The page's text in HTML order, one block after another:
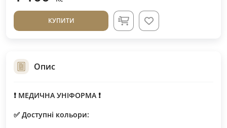
КУПИТИ
Опис
❗️ МЕДИЧНА УНІФОРМА ❗️
✅ Доступні кольори: